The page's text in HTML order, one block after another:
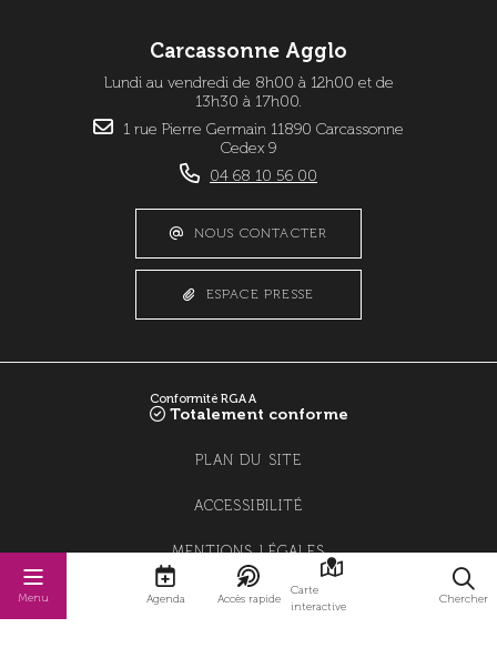
Menu Agenda Accès rapide
Carte
interactive
Chercher
Carcassonne Agglo
Lundi au vendredi de 8h00 à 12h00 et de
13h30 à 17h00.
1 rue Pierre Germain 11890 Carcassonne
Cedex 9
04 68 10 56 00
NOUS CONTACTER
ESPACE PRESSE
Conformité RGAA
Totalement conforme
PLAN DU SITE
ACCESSIBILITÉ
MENTIONS LÉGALES
POLITIQUE DE CONFIDENTIALITÉ